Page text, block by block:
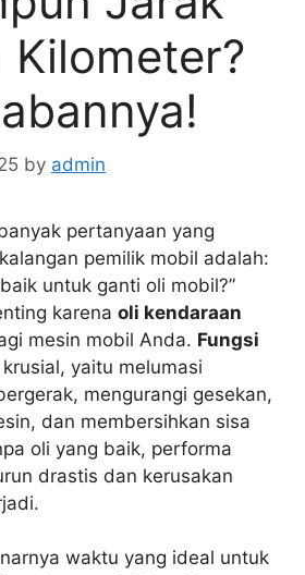
Kilometer?
by admin
pertanyaan yang
pemilik mobil adalah:
untuk ganti oli mobil?”
karena oli kendaraan
mesin mobil Anda. Fungsi
yaitu melumasi
mengurangi gesekan,
dan membersihkan sisa
oli yang baik, performa
drastis dan kerusakan
waktu yang ideal untuk